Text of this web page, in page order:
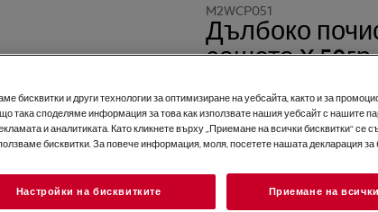
M2WCP051
Дълбоко
сашета X 50гр.
бисквитки и други технологии за оптимизиране на уебсайта, както и за
така споделяме информация за това как използвате нашия уебсайт с нашите
и аналитиката. Като кликнете върху „Приемане на всички бисквитки“ се
бисквитки. За повече информация, моля, посетете нашата декларация за
Настройки на бисквитките Приемане на